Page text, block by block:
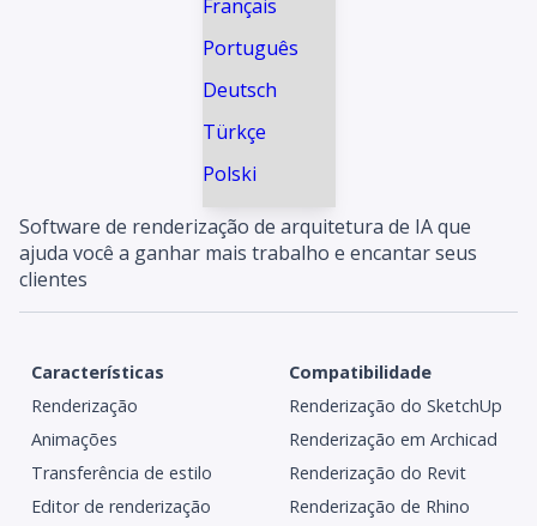
Français
Português
Deutsch
Türkçe
Polski
Software de renderização de arquitetura de IA que
ajuda você a ganhar mais trabalho e encantar seus
clientes
Características
Renderização
Animações
Transferência de estilo
Editor de renderização
Compatibilidade
Renderização do SketchUp
Renderização em Archicad
Renderização do Revit
Renderização de Rhino